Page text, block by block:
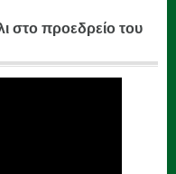
στο προεδρείο του